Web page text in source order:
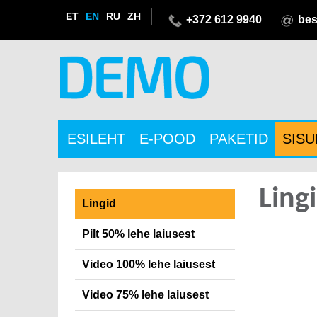
ET EN RU ZH +372 612 9940
ESILEHT E-POOD PAKETID
Lingid
Pilt 50% lehe laiusest
Video 100% lehe laiusest
Video 75% lehe laiusest